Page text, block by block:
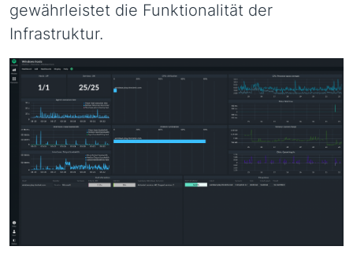
gewährleistet die Funktionalität der
Infrastruktur.